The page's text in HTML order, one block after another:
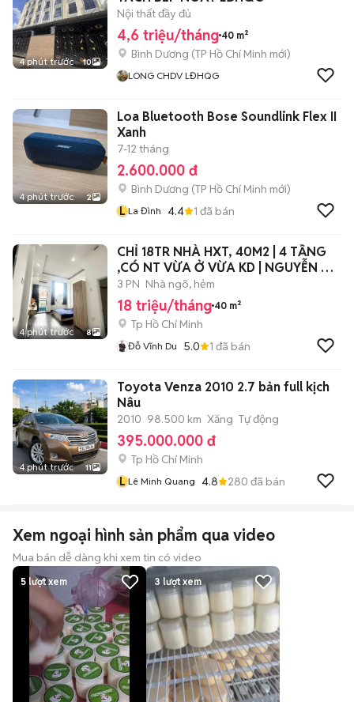
4 phút trước 10
Nội thất đầy đủ
4,6 triệu/tháng 40 m²
Bình Dương (TP Hồ Chí Minh mới)
LONG CHDV LĐHQG
4 phút trước 2
Loa Bluetooth Bose Soundlink Flex II
Xanh
7-12 tháng
2.600.000 đ
Bình Dương (TP Hồ Chí Minh mới)
L La Đình 4.4 1 đã bán
4 phút trước 8
CHỈ 18TR NHÀ HXT, 40M2 | 4 TẦNG
,CÓ NT VỪA Ở VỪA KD | NGUYỄN XÍ,
BT.
3 PN Nhà ngõ, hẻm
18 triệu/tháng 40 m²
Tp Hồ Chí Minh
Đỗ Vĩnh Du 5.0 1 đã bán
4 phút trước 11
Toyota Venza 2010 2.7 bản full kịch
Nâu
2010 98.500 km Xăng Tự động
395.000.000 đ
Tp Hồ Chí Minh
L Lê Minh Quang 4.8 280 đã bán
Xem ngoại hình sản phẩm qua video
Mua bán dễ dàng khi xem tin có video
5 lượt xem 3 lượt xem